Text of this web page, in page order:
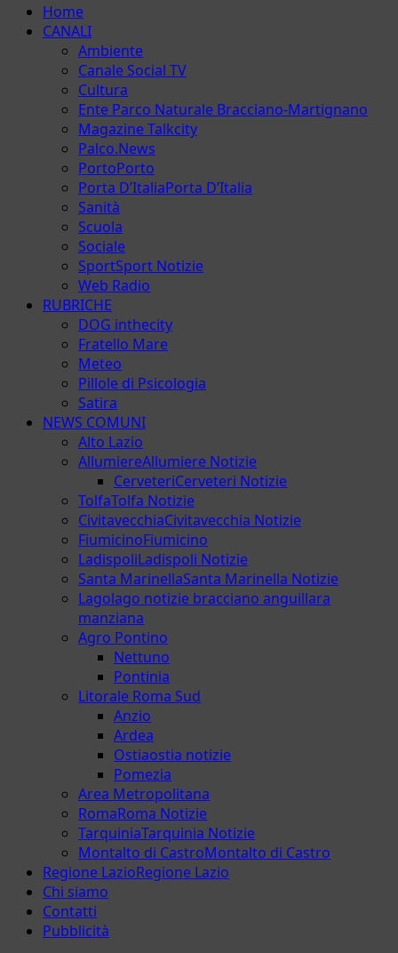
Menu
principale
Home
CANALI
Ambiente
Canale Social TV
Cultura
Ente Parco Naturale Bracciano-Martignano
Magazine Talkcity
Palco.News
PortoPorto
Porta D’ItaliaPorta D’Italia
Sanità
Scuola
Sociale
SportSport Notizie
Web Radio
RUBRICHE
DOG inthecity
Fratello Mare
Meteo
Pillole di Psicologia
Satira
NEWS COMUNI
Alto Lazio
AllumiereAllumiere Notizie
CerveteriCerveteri Notizie
TolfaTolfa Notizie
CivitavecchiaCivitavecchia Notizie
FiumicinoFiumicino
LadispoliLadispoli Notizie
Santa MarinellaSanta Marinella Notizie
Lagolago notizie bracciano anguillara
manziana
Agro Pontino
Nettuno
Pontinia
Litorale Roma Sud
Anzio
Ardea
Ostiaostia notizie
Pomezia
Area Metropolitana
RomaRoma Notizie
TarquiniaTarquinia Notizie
Montalto di CastroMontalto di Castro
Regione LazioRegione Lazio
Chi siamo
Contatti
Pubblicità